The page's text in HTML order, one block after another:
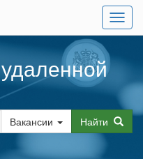
Меню
Вакансии Найти